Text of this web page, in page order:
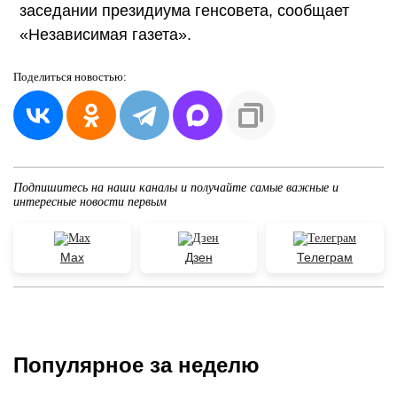
заседании президиума генсовета, сообщает
«Независимая газета».
Поделиться новостью:
Подпишитесь на наши каналы и получайте самые важные и
интересные новости первым
Max Дзен Телеграм
Популярное за неделю